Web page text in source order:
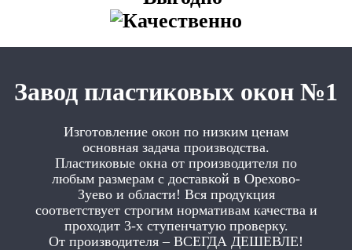
Завод пластиковых окон №1
Изготовление окон по низким ценам
основная задача производства.
Пластиковые окна от производителя по
любым размерам с доставкой в Орехово-
Зуево и области! Вся продукция
соответствует строгим нормативам качества и
проходит 3-х ступенчатую проверку.
От производителя – ВСЕГДА ДЕШЕВЛЕ!